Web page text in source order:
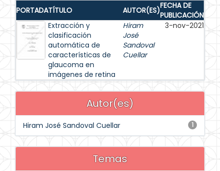
PORTADATÍTULO AUTOR(ES)FECHA DE
PUBLICACIÓN
Extracción y
clasificación
automática de
características de
glaucoma en
imágenes de retina
Hiram
José
Sandoval
Cuellar
3-nov-2021
Autor(es)
1
Hiram José Sandoval Cuellar
Temas